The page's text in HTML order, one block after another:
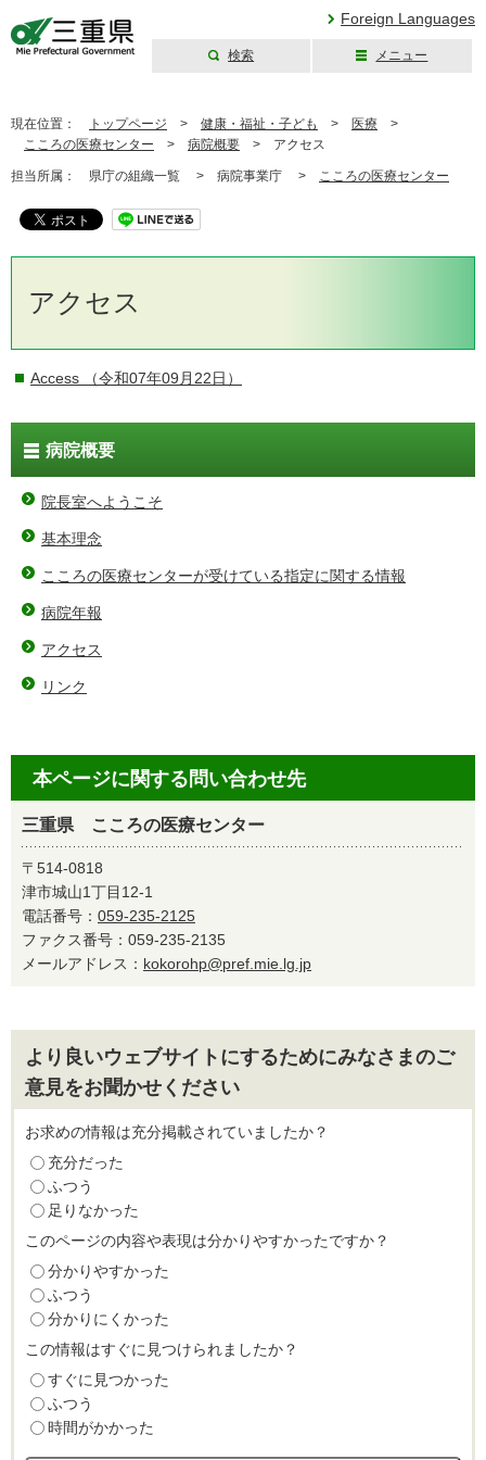
Foreign Languages
検索 メニュー
現在位置： トップページ > 健康・福祉・子ども > 医療 >
こころの医療センター > 病院概要 > アクセス
担当所属： 県庁の組織一覧 > 病院事業庁 > こころの医療センター
アクセス
Access （令和07年09月22日）
病院概要
院長室へようこそ
基本理念
こころの医療センターが受けている指定に関する情報
病院年報
アクセス
リンク
本ページに関する問い合わせ先
三重県 こころの医療センター
〒514-0818
津市城山1丁目12-1
電話番号： 059-235-2125
ファクス番号：059-235-2135
メールアドレス： kokorohp@pref.mie.lg.jp
より良いウェブサイトにするためにみなさまのご
意見をお聞かせください
お求めの情報は充分掲載されていましたか？
充分だった
ふつう
足りなかった
このページの内容や表現は分かりやすかったですか？
分かりやすかった
ふつう
分かりにくかった
この情報はすぐに見つけられましたか？
すぐに見つかった
ふつう
時間がかかった